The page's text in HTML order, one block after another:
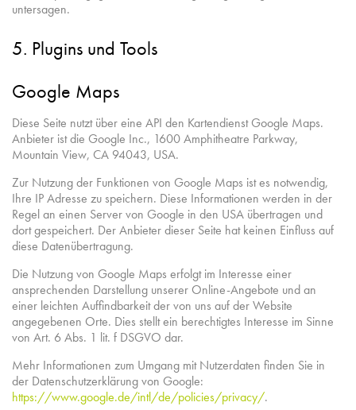
untersagen.
5. Plugins und Tools
Google Maps
Diese Seite nutzt über eine API den Kartendienst Google Maps.
Anbieter ist die Google Inc., 1600 Amphitheatre Parkway,
Mountain View, CA 94043, USA.
Zur Nutzung der Funktionen von Google Maps ist es notwendig,
Ihre IP Adresse zu speichern. Diese Informationen werden in der
Regel an einen Server von Google in den USA übertragen und
dort gespeichert. Der Anbieter dieser Seite hat keinen Einfluss auf
diese Datenübertragung.
Die Nutzung von Google Maps erfolgt im Interesse einer
ansprechenden Darstellung unserer Online-Angebote und an
einer leichten Auffindbarkeit der von uns auf der Website
angegebenen Orte. Dies stellt ein berechtigtes Interesse im Sinne
von Art. 6 Abs. 1 lit. f DSGVO dar.
Mehr Informationen zum Umgang mit Nutzerdaten finden Sie in
der Datenschutzerklärung von Google:
https://www.google.de/intl/de/policies/privacy/.